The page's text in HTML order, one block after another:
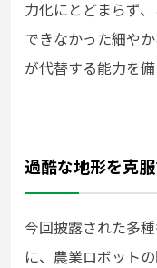
力化にとどまらず
できなかった細や
が代替する能力を備
過酷な地形を克
今回披露された多
に、農業ロボット